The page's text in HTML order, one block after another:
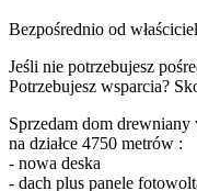
Bezpośrednio od
Jeśli nie potrzebujesz
Potrzebujesz wsparcia?
Sprzedam dom
na działce 4750 metrów :
- nowa deska
- dach plus panele